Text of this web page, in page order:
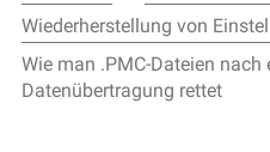
Wiederherstellung von
Wie man .PMC-Dateien nach
Datenübertragung rettet